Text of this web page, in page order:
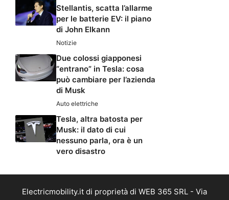
Stellantis, scatta l’allarme
per le batterie EV: il piano
di John Elkann
Notizie
Due colossi giapponesi
“entrano” in Tesla: cosa
può cambiare per l’azienda
di Musk
Auto elettriche
Tesla, altra batosta per
Musk: il dato di cui
nessuno parla, ora è un
vero disastro
Electricmobility.it di proprietà di WEB 365 SRL - Via